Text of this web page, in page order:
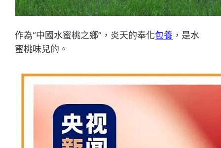
作為“中國水蜜桃之鄉”，炎天的奉化包養 ，是水
蜜桃味兒的。